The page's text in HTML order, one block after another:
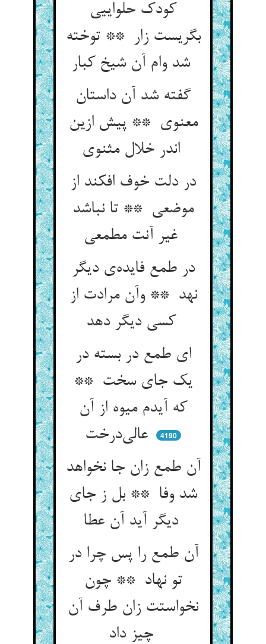
کودک حلواییی
بگریست زار ** توخته
شد وام آن شیخ کبار
گفته شد آن داستان
معنوی ** پیش ازین
اندر خلال مثنوی
در دلت خوف افکند از
موضعی ** تا نباشد
در طمع فایده‌ی دیگر
نهد ** وآن مرادت از
کسی دیگر دهد
ای طمع در بسته در
یک جای سخت **
که آیدم میوه از آن
4190
آن طمع زان جا نخواهد
شد وفا ** بل ز جای
دیگر آید آن عطا
آن طمع را پس چرا در
تو نهاد ** چون
نخواستت زان طرف آن
چیز داد